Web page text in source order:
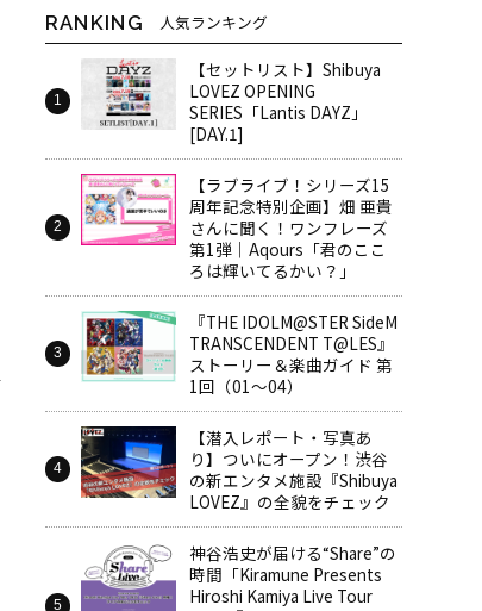
RANKING 人気ランキング
【セットリスト】Shibuya
LOVEZ OPENING
SERIES「Lantis DAYZ」
[DAY.1]
【ラブライブ！シリーズ15
周年記念特別企画】畑 亜貴
さんに聞く！ワンフレーズ
第1弾｜Aqours「君のここ
ろは輝いてるかい？」
『THE IDOLM@STER SideM
TRANSCENDENT T@LES』
ストーリー＆楽曲ガイド 第
1回（01～04）
【潜入レポート・写真あ
り】ついにオープン！渋谷
の新エンタメ施設『Shibuya
LOVEZ』の全貌をチェック
神谷浩史が届ける“Share”の
時間――「Kiramune Presents
Hiroshi Kamiya Live Tour